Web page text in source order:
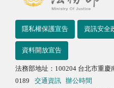
隱私權保護宣告 資訊安全
資料開放宣告
法務部地址：100204 台北市重
0189
交通資訊
辦公時間